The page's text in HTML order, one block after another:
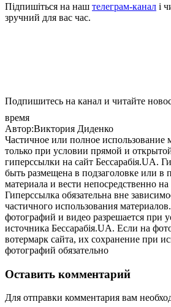
Підпишіться на наш телеграм-канал і
зручний для вас час.
Подпишитесь на канал и читайте
время
Автор:Виктория Диденко
Частичное или полное использование
только при условии прямой и
гиперссылки на сайт Бессарабія.UA.
быть размещена в подзаголовке или в
материала и вести непосредственно
Гиперссылка обязательна вне
частичного использования
фотографий и видео разрешается при
источника Бессарабія.UA. Если на
вотермарк сайта, их сохранение при
фотографий обязательно
Оставить комментарий
Для отправки комментария вам